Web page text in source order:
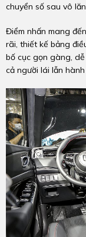
chuyển số sau vô
Điểm nhấn mang
rãi, thiết kế bảng
bố cục gọn gàng,
cả người lái lẫn hành